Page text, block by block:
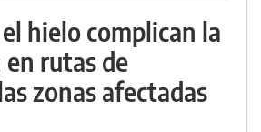
hielo complican la
rutas de
zonas afectadas